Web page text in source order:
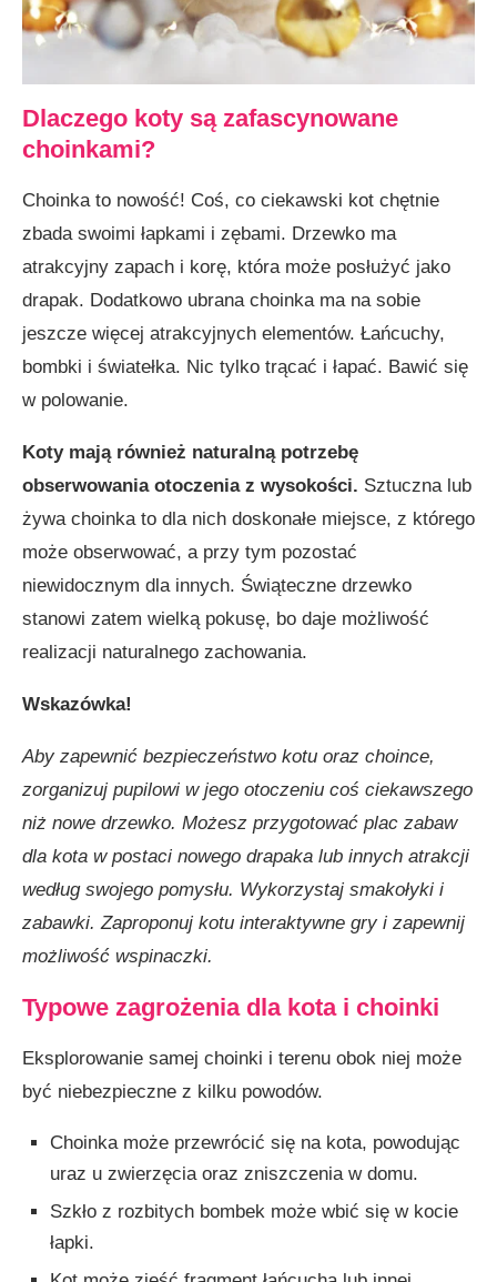
Dlaczego koty są zafascynowane
choinkami?
Choinka to nowość! Coś, co ciekawski kot chętnie
zbada swoimi łapkami i zębami. Drzewko ma
atrakcyjny zapach i korę, która może posłużyć jako
drapak. Dodatkowo ubrana choinka ma na sobie
jeszcze więcej atrakcyjnych elementów. Łańcuchy,
bombki i światełka. Nic tylko trącać i łapać. Bawić się
w polowanie.
Koty mają również naturalną potrzebę
obserwowania otoczenia z wysokości. Sztuczna lub
żywa choinka to dla nich doskonałe miejsce, z którego
może obserwować, a przy tym pozostać
niewidocznym dla innych. Świąteczne drzewko
stanowi zatem wielką pokusę, bo daje możliwość
realizacji naturalnego zachowania.
Wskazówka!
Aby zapewnić bezpieczeństwo kotu oraz choince,
zorganizuj pupilowi w jego otoczeniu coś ciekawszego
niż nowe drzewko. Możesz przygotować plac zabaw
dla kota w postaci nowego drapaka lub innych atrakcji
według swojego pomysłu. Wykorzystaj smakołyki i
zabawki. Zaproponuj kotu interaktywne gry i zapewnij
możliwość wspinaczki.
Typowe zagrożenia dla kota i choinki
Eksplorowanie samej choinki i terenu obok niej może
być niebezpieczne z kilku powodów.
Choinka może przewrócić się na kota, powodując
uraz u zwierzęcia oraz zniszczenia w domu.
Szkło z rozbitych bombek może wbić się w kocie
łapki.